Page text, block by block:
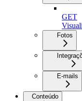
GET
Fotos
E-mails
Conteúdo